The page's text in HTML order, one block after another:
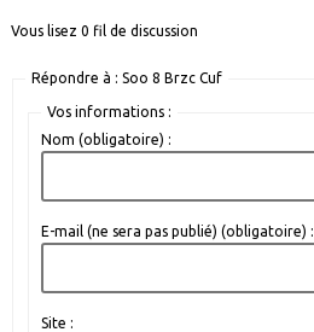
Vous lisez 0 fil de discussion
Répondre à : Soo 8 Brzc Cuf
Vos informations :
Nom (obligatoire) :
E-mail (ne sera pas publié) (obligatoire) :
Site :